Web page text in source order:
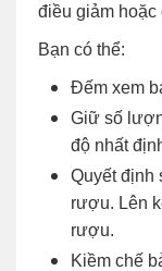
điều giảm
Bạn có thể:
Đếm xem
Giữ số
độ nhất
Quyết định
rượu. Lên
rượu.
Kiềm chế